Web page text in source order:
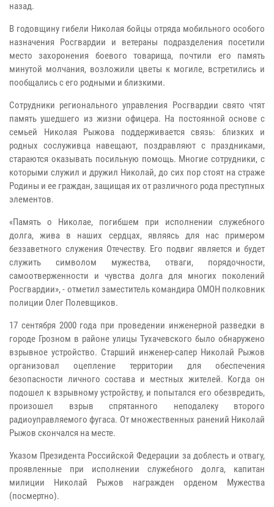
назад.
В годовщину гибели Николая бойцы отряда мобильного особого
назначения Росгвардии и ветераны подразделения посетили
место захоронения боевого товарища, почтили его память
минутой молчания, возложили цветы к могиле, встретились и
пообщались с его родными и близкими.
Сотрудники регионального управления Росгвардии свято чтят
память ушедшего из жизни офицера. На постоянной основе с
семьей Николая Рыжова поддерживается связь: близких и
родных сослуживца навещают, поздравляют с праздниками,
стараются оказывать посильную помощь. Многие сотрудники, с
которыми служил и дружил Николай, до сих пор стоят на страже
Родины и ее граждан, защищая их от различного рода преступных
элементов.
«Память о Николае, погибшем при исполнении служебного
долга, жива в наших сердцах, являясь для нас примером
беззаветного служения Отечеству. Его подвиг является и будет
служить символом мужества, отваги, порядочности,
самоотверженности и чувства долга для многих поколений
Росгвардии», - отметил заместитель командира ОМОН полковник
полиции Олег Полевщиков.
17 сентября 2000 года при проведении инженерной разведки в
городе Грозном в районе улицы Тухачевского было обнаружено
взрывное устройство. Старший инженер-сапер Николай Рыжов
организовал оцепление территории для обеспечения
безопасности личного состава и местных жителей. Когда он
подошел к взрывному устройству, и попытался его обезвредить,
произошел взрыв спрятанного неподалеку второго
радиоуправляемого фугаса. От множественных ранений Николай
Рыжов скончался на месте.
Указом Президента Российской Федерации за доблесть и отвагу,
проявленные при исполнении служебного долга, капитан
милиции Николай Рыжов награжден орденом Мужества
(посмертно).